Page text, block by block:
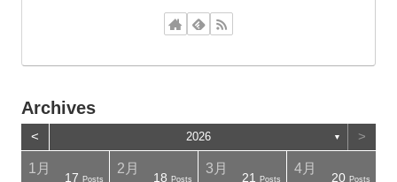
Archives
< 2026 ▼ >
1月
17 Posts
2月
18 Posts
3月
21 Posts
4月
20 Posts